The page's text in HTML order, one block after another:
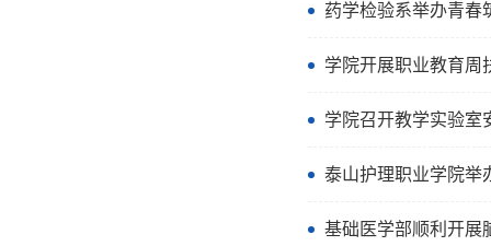
药学检验系举办青春
学院开展职业教育周
学院召开教学实验室
泰山护理职业学院举
基础医学部顺利开展